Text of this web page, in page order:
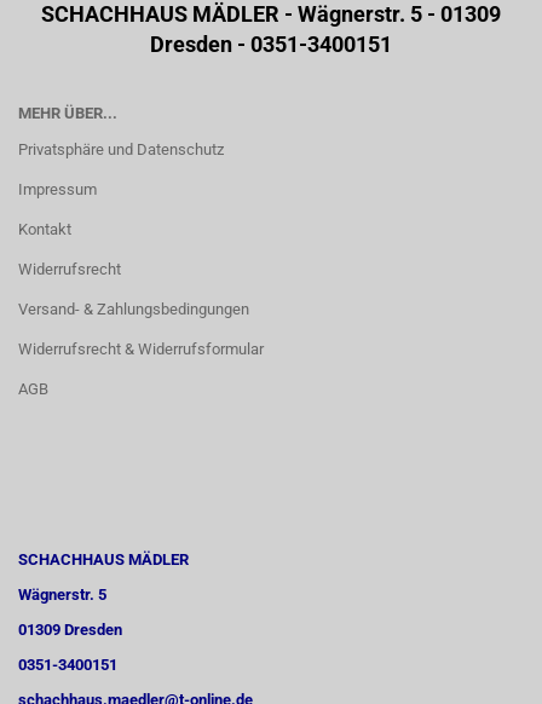
SCHACHHAUS MÄDLER - Wägnerstr. 5 - 01309
Dresden - 0351-3400151
MEHR ÜBER...
Privatsphäre und Datenschutz
Impressum
Kontakt
Widerrufsrecht
Versand- & Zahlungsbedingungen
Widerrufsrecht & Widerrufsformular
AGB
SCHACHHAUS MÄDLER
Wägnerstr. 5
01309 Dresden
0351-3400151
schachhaus.maedler@t-online.de